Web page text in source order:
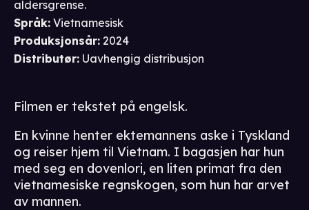
aldersgrense.
Språk: Vietnamesisk
Produksjonsår: 2024
Distributør: Uavhengig distribusjon
Filmen er tekstet på engelsk.
En kvinne henter ektemannens aske i Tyskland
og reiser hjem til Vietnam. I bagasjen har hun
med seg en dovenlori, en liten primat fra den
vietnamesiske regnskogen, som hun har arvet
av mannen.